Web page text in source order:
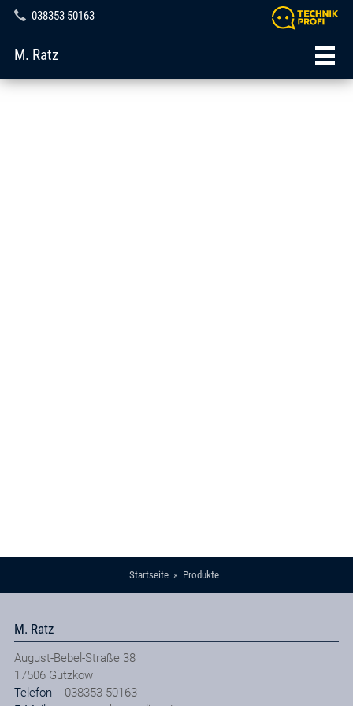
038353 50163
M. Ratz
Startseite Produkte
M. Ratz
August-Bebel-Straße 38
17506 Gützkow
Telefon
038353 50163